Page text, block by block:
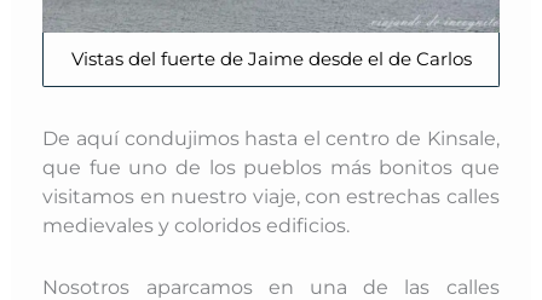
Vistas del fuerte de Jaime desde el de Carlos
De aquí condujimos hasta el centro de Kinsale,
que fue uno de los pueblos más bonitos que
visitamos en nuestro viaje, con estrechas calles
medievales y coloridos edificios.
Nosotros aparcamos en una de las calles